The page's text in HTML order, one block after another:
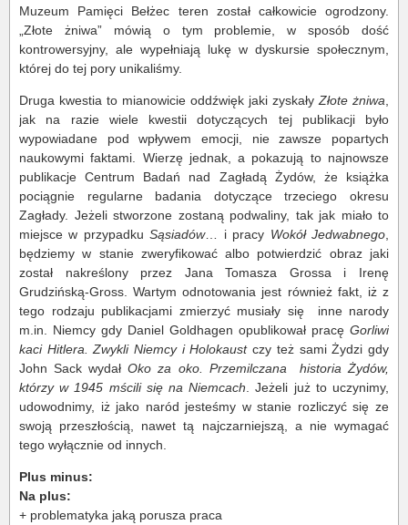
Muzeum Pamięci Bełżec teren został całkowicie ogrodzony.
„Złote żniwa” mówią o tym problemie, w sposób dość
kontrowersyjny, ale wypełniają lukę w dyskursie społecznym,
której do tej pory unikaliśmy.
Druga kwestia to mianowicie oddźwięk jaki zyskały Złote żniwa
jak na razie wiele kwestii dotyczących tej publikacji było
wypowiadane pod wpływem emocji, nie zawsze popartych
naukowymi faktami. Wierzę jednak, a pokazują to najnowsze
publikacje Centrum Badań nad Zagładą Żydów, że książka
pociągnie regularne badania dotyczące trzeciego okresu
Zagłady. Jeżeli stworzone zostaną podwaliny, tak jak miało to
miejsce w przypadkuSąsiadów… i pracy Wokół Jedwabnego
będziemy w stanie zweryfikować albo potwierdzić obraz jaki
został nakreślony przez Jana Tomasza Grossa i Irenę
Grudzińską-Gross. Wartym odnotowania jest również fakt, iż z
tego rodzaju publikacjami zmierzyć musiały się inne narody
m.in. Niemcy gdy Daniel Goldhagen opublikował pracę Gorliwi
kaci Hitlera. Zwykli Niemcy i Holokaustczy też sami Żydzi gdy
John Sack wydałOko za oko. Przemilczana historia Żydów,
którzy w 1945 mścili się na Niemcach . Jeżeli już to uczynimy,
udowodnimy, iż jako naród jesteśmy w stanie rozliczyć się ze
swoją przeszłością, nawet tą najczarniejszą, a nie wymagać
tego wyłącznie od innych.
Plus minus:
Na plus:
+ problematyka jaką porusza praca